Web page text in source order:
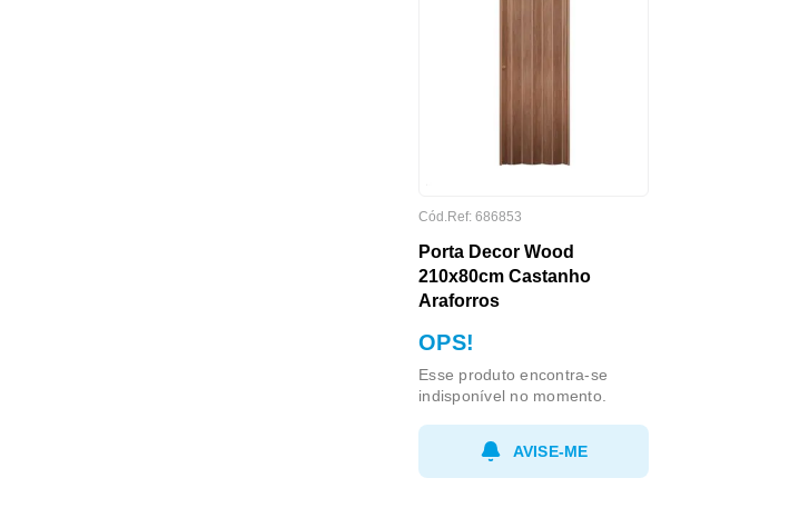
Cód.Ref: 686853
Porta Decor Wood
210x80cm Castanho
Araforros
OPS!
Esse produto encontra-se
indisponível no momento.
AVISE-ME